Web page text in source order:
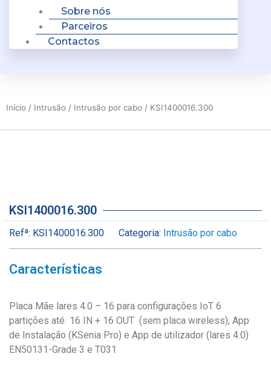
Sobre nós
Parceiros
Contactos
Início / Intrusão / Intrusão por cabo / KSI1400016.300
KSI1400016.300
Refª: KSI1400016.300 Categoria: Intrusão por cabo
Características
Placa Mãe lares 4.0 – 16 para configurações IoT 6
partições até 16 IN + 16 OUT (sem placa wireless), App
de Instalação (KSenia Pro) e App de utilizador (lares 4.0)
EN50131-Grade 3 e T031